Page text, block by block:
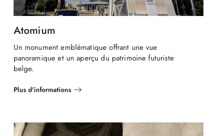
Atomium
Un monument emblématique offrant une vue
panoramique et un aperçu du patrimoine futuriste
belge.
Plus d'informations